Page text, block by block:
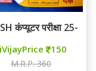
कंप्यूटर परीक्षा 25-25
150
M.R.P. 360